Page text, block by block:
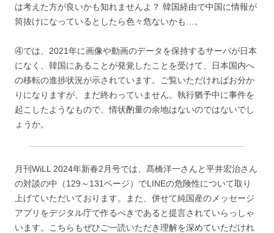
は考えた方が良いかも知れませんよ？ 韓国経由で中国に情報が
筒抜けになっているとしたら色々危ないかも…。
④では、2021年に画像や動画のデータを保持するサーバが日本
になく、韓国にあることが発覚したことを受けて、日本国内へ
の移転の進捗状況が示されています。ご覧いただければお分か
りになりますが、まだ終わっていません。執行猶予中に事件を
起こしたようなもので、情状酌量の余地はないのではないでし
ょうか。
月刊WiLL 2024年新春2月号では、髙橋洋一さんと平井宏治さん
の対談の中（129～131ページ）でLINEの危険性について取り
上げていただいております。また、併せて純国産のメッセージ
アプリをデジタル庁で作るべきであると提言されていらっしゃ
います。こちらもぜひご一読いただき理解を深めていただけれ